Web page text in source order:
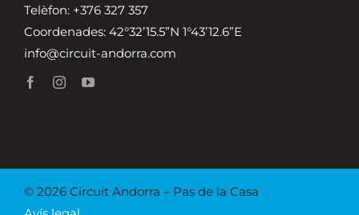
Telèfon: +376 327 357
Coordenades: 42°32’15.5”N 1°43’12.6”E
info@circuit-andorra.com
© 2026 Circuit Andorra – Pas de la Casa